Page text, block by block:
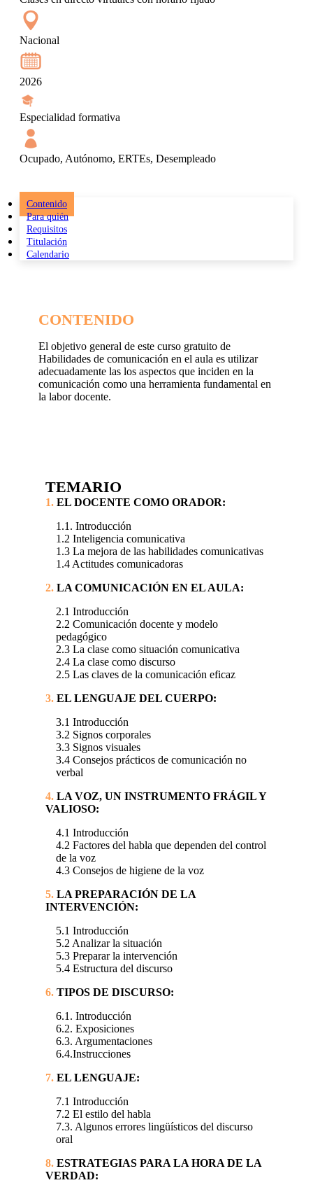
Nacional
2026
Especialidad formativa
Ocupado, Autónomo, ERTEs, Desempleado
Contenido
Para quién
Requisitos
Titulación
Calendario
CONTENIDO
El objetivo general de este curso gratuito de
Habilidades de comunicación en el aula es utilizar
adecuadamente las los aspectos que inciden en la
comunicación como una herramienta fundamental en
la labor docente.
TEMARIO
1.EL DOCENTE COMO ORADOR:
1.1. Introducción
1.2 Inteligencia comunicativa
1.3 La mejora de las habilidades comunicativas
1.4 Actitudes comunicadoras
2.LA COMUNICACIÓN EN EL AULA:
2.1 Introducción
2.2 Comunicación docente y modelo
pedagógico
2.3 La clase como situación comunicativa
2.4 La clase como discurso
2.5 Las claves de la comunicación eficaz
3.EL LENGUAJE DEL CUERPO:
3.1 Introducción
3.2 Signos corporales
3.3 Signos visuales
3.4 Consejos prácticos de comunicación no
verbal
4.LA VOZ, UN INSTRUMENTO FRÁGIL Y
VALIOSO:
4.1 Introducción
4.2 Factores del habla que dependen del control
de la voz
4.3 Consejos de higiene de la voz
5.LA PREPARACIÓN DE LA
INTERVENCIÓN:
5.1 Introducción
5.2 Analizar la situación
5.3 Preparar la intervención
5.4 Estructura del discurso
6.TIPOS DE DISCURSO:
6.1. Introducción
6.2. Exposiciones
6.3. Argumentaciones
6.4.Instrucciones
7.EL LENGUAJE:
7.1 Introducción
7.2 El estilo del habla
7.3. Algunos errores lingüísticos del discurso
oral
8.ESTRATEGIAS PARA LA HORA DE LA
VERDAD: